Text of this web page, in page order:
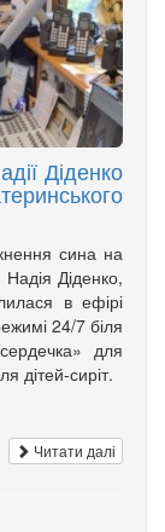
Діденко
сина на
Діденко,
в ефірі
24/7 біля
для
дітей-сиріт.
Читати далі